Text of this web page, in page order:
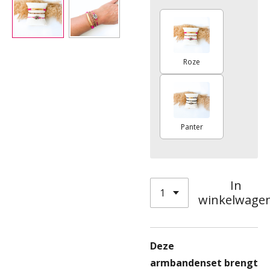
Roze
Panter
In
Deze
armbandenset brengt